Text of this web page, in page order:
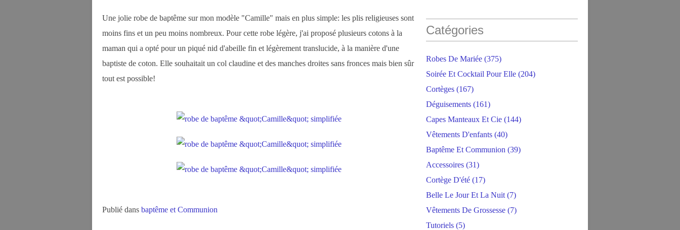
Une jolie robe de baptême sur mon modèle "Camille" mais en plus simple: les plis religieuses sont
moins fins et un peu moins nombreux. Pour cette robe légère, j'ai proposé plusieurs cotons à la
maman qui a opté pour un piqué nid d'abeille fin et légèrement translucide, à la manière d'une
baptiste de coton. Elle souhaitait un col claudine et des manches droites sans fronces mais bien sûr
tout est possible!
Publié dans baptême et Communion
Catégories
Robes De Mariée (375)
Soirée Et Cocktail Pour Elle (204)
Cortèges (167)
Déguisements (161)
Capes Manteaux Et Cie (144)
Vêtements D'enfants (40)
Baptême Et Communion (39)
Accessoires (31)
Cortège D'été (17)
Belle Le Jour Et La Nuit (7)
Vêtements De Grossesse (7)
Tutoriels (5)